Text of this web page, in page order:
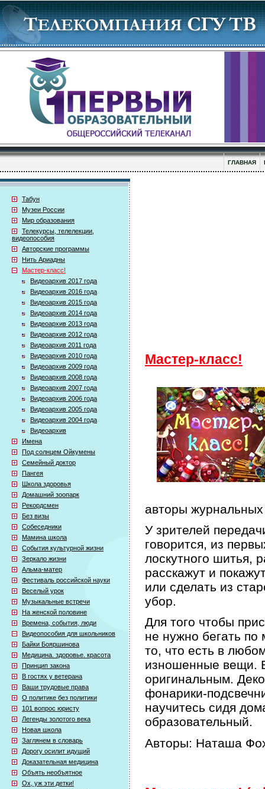
ГЛАВНАЯ
Табун
Музеи России
Мир образования
Телекурсы, телелекции,
видеопособия
Авторские программы
Нить Ариадны
Мастер-класс!
Видеоархив 2017 года
Видеоархив 2016 года
Видеоархив 2015 года
Видеоархив 2014 года
Видеоархив 2013 года
Видеоархив 2012 года
Видеоархив 2011 года
Видеоархив 2010 года
Видеоархив 2009 года
Видеоархив 2008 года
Видеоархив 2007 года
Видеоархив 2006 года
Видеоархив 2005 года
Видеоархив 2004 года
Видеоархив
Имена
Под солнцем Ойкумены
Семейный доктор
Пангея
Школа здоровья
Домашний зоопарк
Рекордсмен
Без визы
Собеседники
Мамина школа
События культурной жизни
Зеркало жизни
Альма-матер
Фестиваль российской науки
Веселый урок
Музыкальные встречи
На женской половине
Времена, события, люди
Видеопособия для школьников
Байки Бояршинова
Медицина. здоровье. красота
Принцип закона
В гостях у ветерана
Ваши трудовые права
О политике без политики
101 вопрос юристу
Легенды золотого века
Новая школа
Заглянем в словарь
Дорогу осилит идущий
Доказательная медицина
Объять необъятное
Ох, уж эти детки!
Мастер-класс!
авторы журнальных
У зрителей
говорится, из
лоскутного шитья,
расскажут и
или сделать из
убор.
Для того чтобы
не нужно бегать по
то, что есть в
изношенные вещи.
оригинальным.
фонарики-
научитесь сидя
образовательный.
Авторы: Наташа